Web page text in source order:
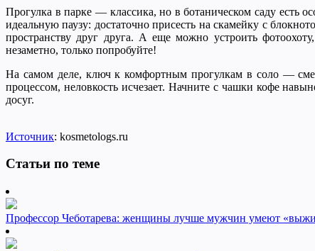
Прогулка в парке — классика, но в ботаническом саду есть
идеальную паузу: достаточно присесть на скамейку с
пространству друг друга. А еще можно устроить
незаметно, только попробуйте!
На самом деле, ключ к комфортным прогулкам в соло —
процессом, неловкость исчезает. Начните с чашки кофе
досуг.
Источник: kosmetologs.ru
Статьи по теме
Профессор Чеботарева: женщины лучше мужчин умеют